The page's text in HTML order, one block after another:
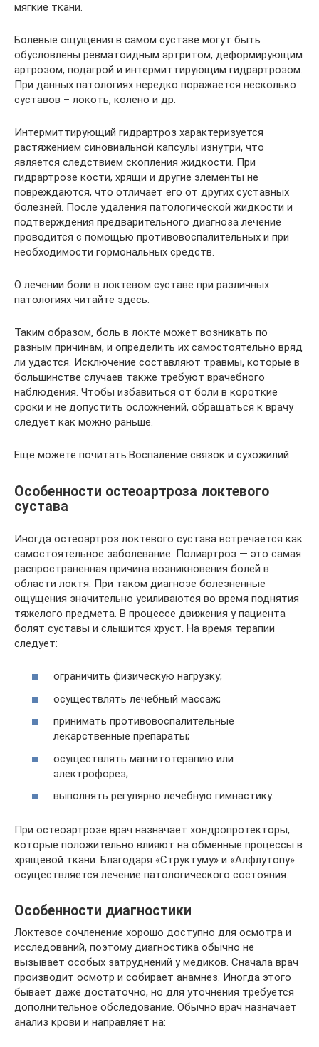
мягкие ткани.
Болевые ощущения в самом суставе могут быть
обусловлены ревматоидным артритом, деформирующим
артрозом, подагрой и интермиттирующим гидрартрозом.
При данных патологиях нередко поражается несколько
суставов – локоть, колено и др.
Интермиттирующий гидрартроз характеризуется
растяжением синовиальной капсулы изнутри, что
является следствием скопления жидкости. При
гидрартрозе кости, хрящи и другие элементы не
повреждаются, что отличает его от других суставных
болезней. После удаления патологической жидкости и
подтверждения предварительного диагноза лечение
проводится с помощью противовоспалительных и при
необходимости гормональных средств.
О лечении боли в локтевом суставе при различных
патологиях читайте здесь.
Таким образом, боль в локте может возникать по
разным причинам, и определить их самостоятельно вряд
ли удастся. Исключение составляют травмы, которые в
большинстве случаев также требуют врачебного
наблюдения. Чтобы избавиться от боли в короткие
сроки и не допустить осложнений, обращаться к врачу
следует как можно раньше.
Еще можете почитать:Воспаление связок и сухожилий
Особенности остеоартроза локтевого
сустава
Иногда остеоартроз локтевого сустава встречается как
самостоятельное заболевание. Полиартроз — это самая
распространенная причина возникновения болей в
области локтя. При таком диагнозе болезненные
ощущения значительно усиливаются во время поднятия
тяжелого предмета. В процессе движения у пациента
болят суставы и слышится хруст. На время терапии
следует:
ограничить физическую нагрузку;
осуществлять лечебный массаж;
принимать противовоспалительные
лекарственные препараты;
осуществлять магнитотерапию или
электрофорез;
выполнять регулярно лечебную гимнастику.
При остеоартрозе врач назначает хондропротекторы,
которые положительно влияют на обменные процессы в
хрящевой ткани. Благодаря «Структуму» и «Алфлутопу»
осуществляется лечение патологического состояния.
Особенности диагностики
Локтевое сочленение хорошо доступно для осмотра и
исследований, поэтому диагностика обычно не
вызывает особых затруднений у медиков. Сначала врач
производит осмотр и собирает анамнез. Иногда этого
бывает даже достаточно, но для уточнения требуется
дополнительное обследование. Обычно врач назначает
анализ крови и направляет на: